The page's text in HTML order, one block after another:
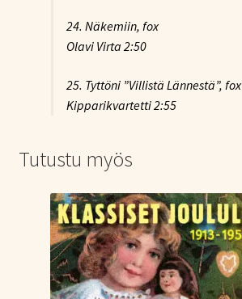
24. Näkemiin, fox
Olavi Virta 2:50
25. Tyttöni ”Villistä Lännestä”, fox
Kipparikvartetti 2:55
Tutustu myös